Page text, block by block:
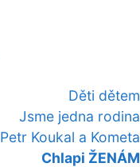
Děti dětem
Jsme jedna rodina
Petr Koukal a Kometa
Chlapi ŽENÁM